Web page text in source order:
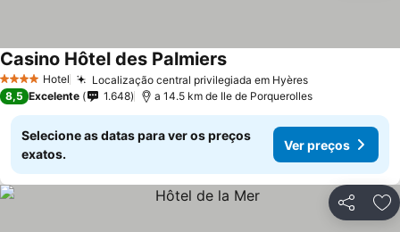
4 EstrelasHotel Localização central privilegiada em Hyères
Casino Hôtel des Palmiers
8,5 Excelente 1.648 a 14.5 km de Ile de Porquerolles
Selecione as datas para ver os preços
exatos.
Ver preços
Partilhar